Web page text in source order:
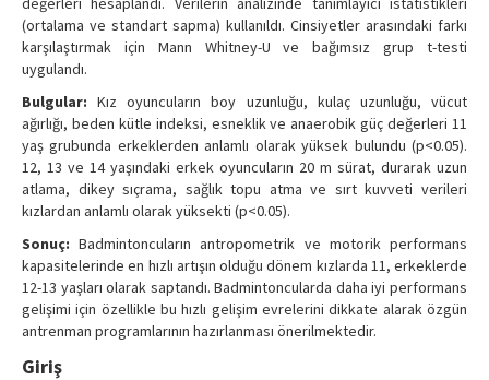
(ortalama ve standart sapma) kullanıldı. Cinsiyetler arasındaki farkı
karşılaştırmak için Mann Whitney-U ve bağımsız grup t-testi
uygulandı.
Bulgular: Kız oyuncuların boy uzunluğu, kulaç uzunluğu, vücut
ağırlığı, beden kütle indeksi, esneklik ve anaerobik güç değerleri 11
yaş grubunda erkeklerden anlamlı olarak yüksek bulundu (p<0.05).
12, 13 ve 14 yaşındaki erkek oyuncuların 20 m sürat, durarak uzun
atlama, dikey sıçrama, sağlık topu atma ve sırt kuvveti verileri
kızlardan anlamlı olarak yüksekti (p<0.05).
Sonuç: Badmintoncuların antropometrik ve motorik performans
kapasitelerinde en hızlı artışın olduğu dönem kızlarda 11, erkeklerde
12-13 yaşları olarak saptandı. Badmintoncularda daha iyi performans
gelişimi için özellikle bu hızlı gelişim evrelerini dikkate alarak özgün
antrenman programlarının hazırlanması önerilmektedir.
Giriş